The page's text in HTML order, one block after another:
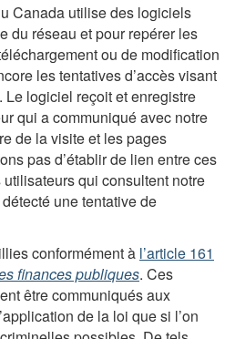
Canada utilise des logiciels
du réseau et pour repérer les
ou de modification
les tentatives d’accès visant
logiciel reçoit et enregistre
qui a communiqué avec notre
de la visite et les pages
pas d’établir de lien entre ces
qui consultent notre
une tentative de
conformément à l’article 161
finances publiques. Ces
être communiqués aux
de la loi que si l’on